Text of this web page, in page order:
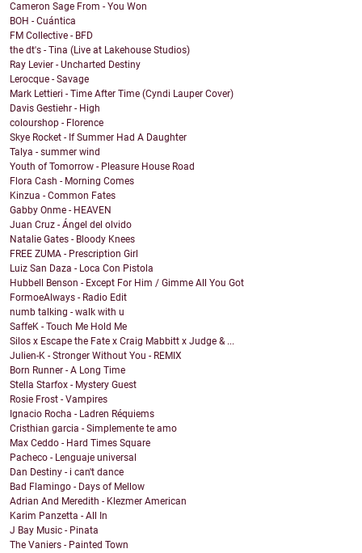
Cameron Sage From - You Won
BOH - Cuántica
FM Collective - BFD
the dt's - Tina (Live at Lakehouse Studios)
Ray Levier - Uncharted Destiny
Lerocque - Savage
Mark Lettieri - Time After Time (Cyndi Lauper Cover)
Davis Gestiehr - High
colourshop - Florence
Skye Rocket - If Summer Had A Daughter
Talya - summer wind
Youth of Tomorrow - Pleasure House Road
Flora Cash - Morning Comes
Kinzua - Common Fates
Gabby Onme - HEAVEN
Juan Cruz - Ángel del olvido
Natalie Gates - Bloody Knees
FREE ZUMA - Prescription Girl
Luiz San Daza - Loca Con Pistola
Hubbell Benson - Except For Him / Gimme All You Got
FormoeAlways - Radio Edit
numb talking - walk with u
SaffeK - Touch Me Hold Me
Silos x Escape the Fate x Craig Mabbitt x Judge & ...
Julien-K - Stronger Without You - REMIX
Born Runner - A Long Time
Stella Starfox - Mystery Guest
Rosie Frost - Vampires
Ignacio Rocha - Ladren Réquiems
Cristhian garcia - Simplemente te amo
Max Ceddo - Hard Times Square
Pacheco - Lenguaje universal
Dan Destiny - i can't dance
Bad Flamingo - Days of Mellow
Adrian And Meredith - Klezmer American
Karim Panzetta - All In
J Bay Music - Pinata
The Vaniers - Painted Town